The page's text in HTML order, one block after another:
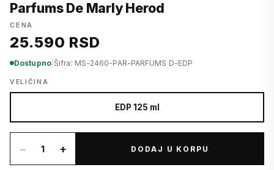
Parfums De Marly Herod
CENA
25.590 RSD
Dostupno| Šifra: MS-2460-PAR-PARFUMS D-EDP
VELIČINA
EDP 125 ml
− 1 + DODAJ U KORPU